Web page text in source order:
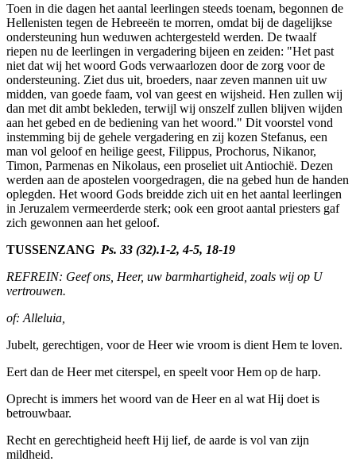
Toen in die dagen het aantal leerlingen steeds toenam, begonnen de
Hellenisten tegen de Hebreeën te morren, omdat bij de dagelijkse
ondersteuning hun weduwen achtergesteld werden. De twaalf
riepen nu de leerlingen in vergadering bijeen en zeiden: "Het past
niet dat wij het woord Gods verwaarlozen door de zorg voor de
ondersteuning. Ziet dus uit, broeders, naar zeven mannen uit uw
midden, van goede faam, vol van geest en wijsheid. Hen zullen wij
dan met dit ambt bekleden, terwijl wij onszelf zullen blijven wijden
aan het gebed en de bediening van het woord." Dit voorstel vond
instemming bij de gehele vergadering en zij kozen Stefanus, een
man vol geloof en heilige geest, Filippus, Prochorus, Nikanor,
Timon, Parmenas en Nikolaus, een proseliet uit Antiochië. Dezen
werden aan de apostelen voorgedragen, die na gebed hun de handen
oplegden. Het woord Gods breidde zich uit en het aantal leerlingen
in Jeruzalem vermeerderde sterk; ook een groot aantal pries­ters gaf
zich gewonnen aan het geloof.
TUSSENZANG Ps. 33 (32).1-2, 4-5, 18-19
REFREIN: Geef ons, Heer, uw barmhartigheid, zoals wij op U
vertrou­wen.
of: Alleluia,
Jubelt, gerechtigen, voor de Heer wie vroom is dient Hem te loven.
Eert dan de Heer met citerspel, en speelt voor Hem op de harp.
Oprecht is immers het woord van de Heer en al wat Hij doet is
betrouw­baar.
Recht en gerechtigheid heeft Hij lief, de aarde is vol van zijn
mildheid.